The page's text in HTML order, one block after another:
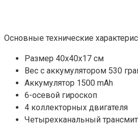
Основные технические
Размер 40х40х17 см
Вес с аккумулятором 530
Аккумулятор 1500 mAh
6-осевой гироскоп
4 коллекторных двигателя
Четырехканальный